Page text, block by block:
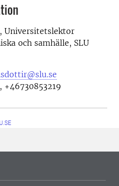
, Universitetslektor
och samhälle, SLU
+46730853219